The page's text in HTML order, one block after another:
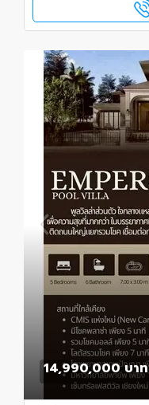
14,990,000 บาท